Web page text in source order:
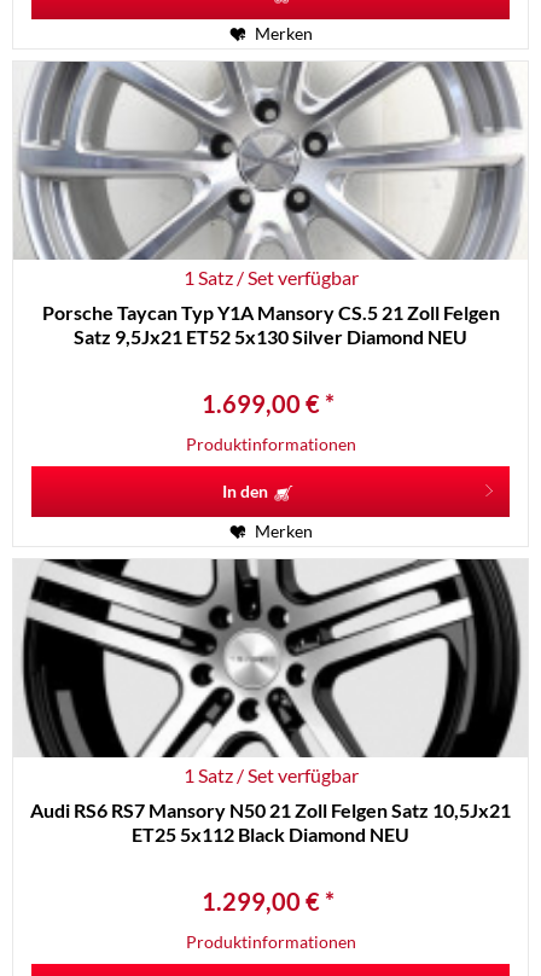
Merken
1 Satz / Set verfügbar
Porsche Taycan Typ Y1A Mansory CS.5 21 Zoll Felgen
Satz 9,5Jx21 ET52 5x130 Silver Diamond NEU
1.699,00 € *
Produktinformationen
In den
Merken
1 Satz / Set verfügbar
Audi RS6 RS7 Mansory N50 21 Zoll Felgen Satz 10,5Jx21
ET25 5x112 Black Diamond NEU
1.299,00 € *
Produktinformationen